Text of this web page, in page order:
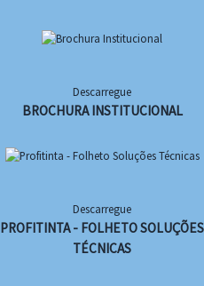
Descarregue
BROCHURA INSTITUCIONAL
Descarregue
PROFITINTA - FOLHETO SOLUÇÕES
TÉCNICAS